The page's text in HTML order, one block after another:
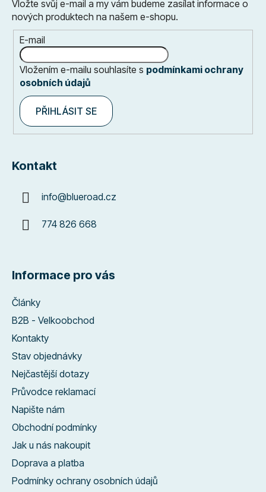
Vložte svůj e-mail a my vám budeme zasílat informace o
nových produktech na našem e-shopu.
E-mail
Vložením e-mailu souhlasíte s podmínkami ochrany
osobních údajů
PŘIHLÁSIT SE
Kontakt
info@blueroad.cz
774 826 668
Informace pro vás
Články
B2B - Velkoobchod
Kontakty
Stav objednávky
Nejčastější dotazy
Průvodce reklamací
Napište nám
Obchodní podmínky
Jak u nás nakoupit
Doprava a platba
Podmínky ochrany osobních údajů